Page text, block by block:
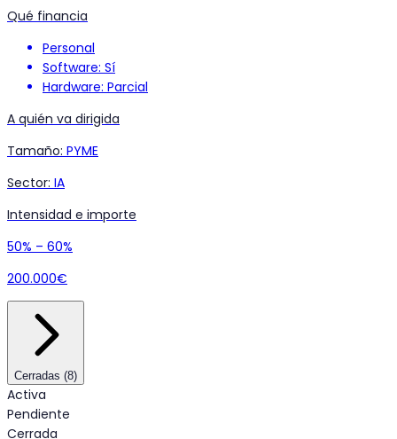
Qué financia
Personal
Software: Sí
Hardware: Parcial
A quién va dirigida
Tamaño: PYME
Sector: IA
Intensidad e importe
50% – 60%
200.000€
Cerradas (8)
Activa
Pendiente
Cerrada